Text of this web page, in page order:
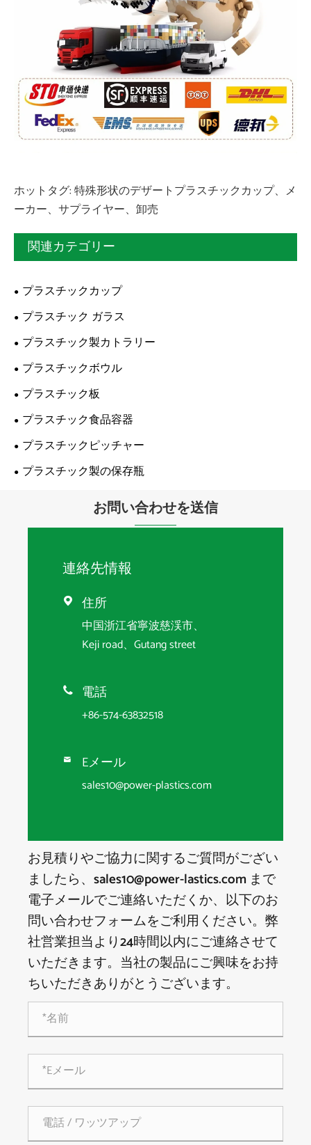
ホットタグ: 特殊形状のデザートプラスチックカップ、メ
ーカー、サプライヤー、卸売
関連カテゴリー
プラスチックカップ
プラスチック ガラス
プラスチック製カトラリー
プラスチックボウル
プラスチック板
プラスチック食品容器
プラスチックピッチャー
プラスチック製の保存瓶
お問い合わせを送信
連絡先情報
 住所
中国浙江省寧波慈渓市、
Keji road、Gutang street
 電話
+86-574-63832518
 Eメール
sales10@power-plastics.com
お見積りやご協力に関するご質問がござい
ましたら、sales10@power-lastics.com まで
電子メールでご連絡いただくか、以下のお
問い合わせフォームをご利用ください。弊
社営業担当より24時間以内にご連絡させて
いただきます。当社の製品にご興味をお持
ちいただきありがとうございます。